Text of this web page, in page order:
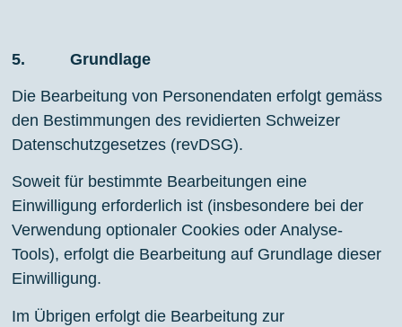
5. Grundlage
Die Bearbeitung von Personendaten erfolgt gemäss
den Bestimmungen des revidierten Schweizer
Datenschutzgesetzes (revDSG).
Soweit für bestimmte Bearbeitungen eine
Einwilligung erforderlich ist (insbesondere bei der
Verwendung optionaler Cookies oder Analyse-
Tools), erfolgt die Bearbeitung auf Grundlage dieser
Einwilligung.
Im Übrigen erfolgt die Bearbeitung zur